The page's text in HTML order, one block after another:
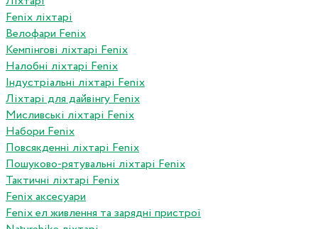
Fenix ліхтарі
Велофари Fenix
Кемпінгові ліхтарі Fenix
Налобні ліхтарі Fenix
Індустріальні ліхтарі Fenix
Ліхтарі для дайвінгу Fenix
Мисливські ліхтарі Fenix
Набори Fenix
Повсякденні ліхтарі Fenix
Пошуково-рятувальні ліхтарі Fenix
Тактичні ліхтарі Fenix
Fenix аксесуари
Fenix ел живлення та зарядні пристрої